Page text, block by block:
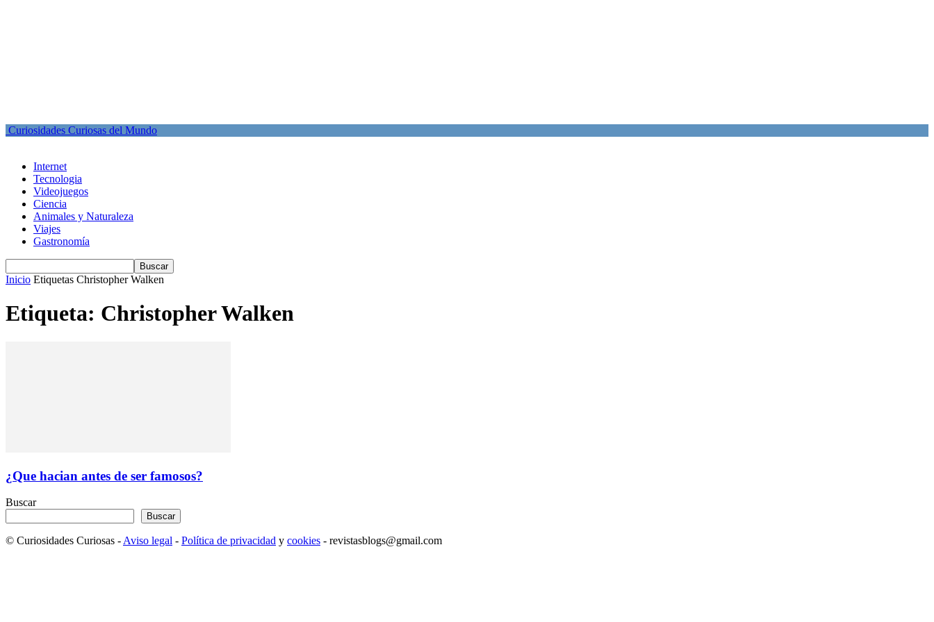
Curiosidades Curiosas del Mundo
Internet
Tecnologia
Videojuegos
Ciencia
Animales y Naturaleza
Viajes
Gastronomía
Inicio Etiquetas Christopher Walken
Etiqueta: Christopher Walken
¿Que hacian antes de ser famosos?
Buscar
Buscar
© Curiosidades Curiosas - Aviso legal - Política de privacidad y cookies - revistasblogs@gmail.com